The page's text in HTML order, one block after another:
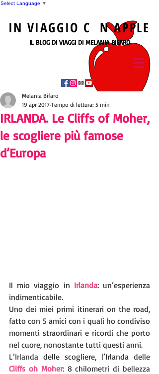
Select Language ▼
IN VIAGGIO C NAPPLE
IL BLOG DI VIAGGI DI MELANIA BIFARO
IRLANDA. Le Cliffs of Moher,
le scogliere più famose
d’Europa
Melania Bifaro
19 apr 2017 Tempo di lettura: 5 min
Il mio viaggio in Irlanda: un’esperienza
indimenticabile.
Uno dei miei primi itinerari on the road,
fatto con 5 amici con i quali ho condiviso
momenti straordinari e ricordi che porto
nel cuore, nonostante tutti questi anni.
Cliffs oh Moher: 8 chilometri di bellezza